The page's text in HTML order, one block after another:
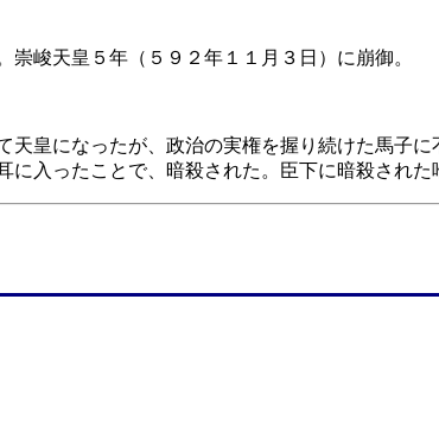
峻天皇５年（５９２年１１月３日）に崩御。
天皇になったが、政治の実権を握り続けた馬子
入ったことで、暗殺された。臣下に暗殺された